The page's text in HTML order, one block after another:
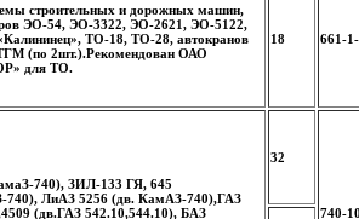
строительных и дорожных машин,
ЭО-54, ЭО-3322, ЭО-2621, ЭО-5122,
ТО-18, ТО-28, автокранов
(по 2шт.).Рекомендован ОАО
для ТО.
18 661-
740), ЗИЛ-133 ГЯ, 645
740), ЛиАЗ 5256 (дв. КамАЗ-740),ГАЗ
(дв.ГАЗ 542.10,544.10), БАЗ
32
740-